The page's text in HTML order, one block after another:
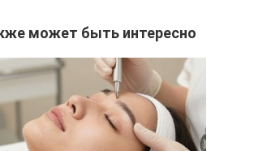
может быть интересно